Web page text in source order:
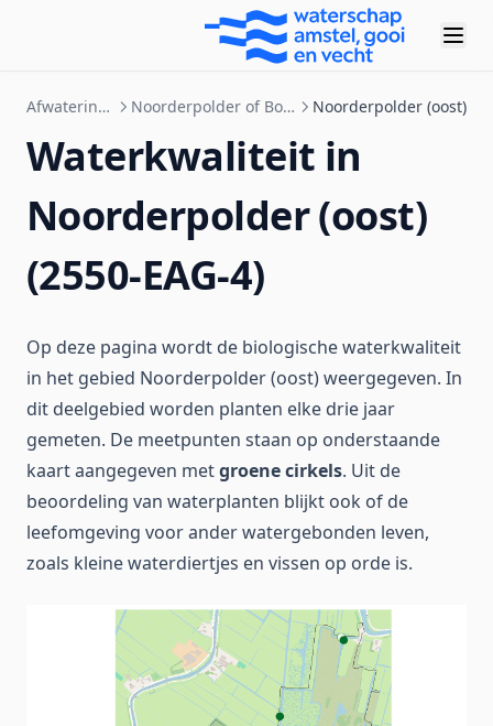
Afwateringsgebieden Noorderpolder of Botshol (zuid en west) Noorderpolder (oost)
Waterkwaliteit in
Noorderpolder (oost)
(2550-EAG-4)
Op deze pagina wordt de biologische waterkwaliteit
in het gebied Noorderpolder (oost) weergegeven. In
dit deelgebied worden planten elke drie jaar
gemeten. De meetpunten staan op onderstaande
kaart aangegeven metgroene cirkels. Uit de
beoordeling van waterplanten blijkt ook of de
leefomgeving voor ander watergebonden leven,
zoals kleine waterdiertjes en vissen op orde is.